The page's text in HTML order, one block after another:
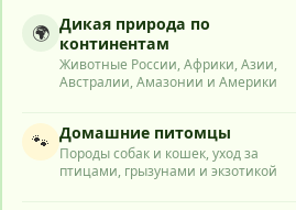
🌍 Дикая природа по
континентам
Животные России, Африки, Азии,
Австралии, Амазонии и Америки
🐾 Домашние питомцы
Породы собак и кошек, уход за
птицами, грызунами и экзотикой